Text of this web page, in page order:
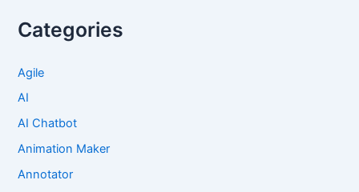
Categories
Agile
AI
AI Chatbot
Animation Maker
Annotator